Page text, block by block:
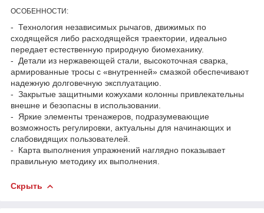
ОСОБЕННОСТИ:
- Технология независимых рычагов, движимых по
сходящейся либо расходящейся траектории, идеально
передает естественную природную биомеханику.
- Детали из нержавеющей стали, высокоточная сварка,
армированные тросы с «внутренней» смазкой обеспечивают
надежную долговечную эксплуатацию.
- Закрытые защитными кожухами колонны привлекательны
внешне и безопасны в использовании.
- Яркие элементы тренажеров, подразумевающие
возможность регулировки, актуальны для начинающих и
слабовидящих пользователей.
- Карта выполнения упражнений наглядно показывает
правильную методику их выполнения.
Скрыть